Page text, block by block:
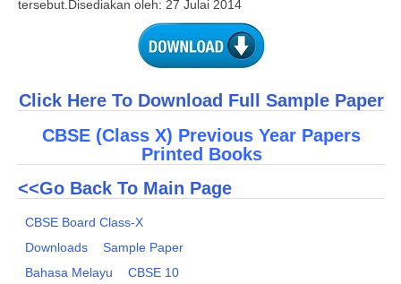
tersebut.Disediakan oleh: 27 Julai 2014
Click Here To Download Full Sample Paper
CBSE (Class X) Previous Year Papers
Printed Books
<<Go Back To Main Page
CBSE Board Class-X
Downloads
Sample Paper
Bahasa Melayu
CBSE 10